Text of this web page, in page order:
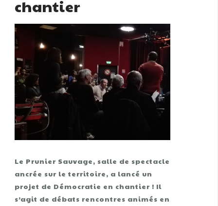
chantier
Le Prunier Sauvage, salle de spectacle
ancrée sur le territoire, a lancé un
projet de Démocratie en chantier ! Il
s’agit de débats rencontres animés en